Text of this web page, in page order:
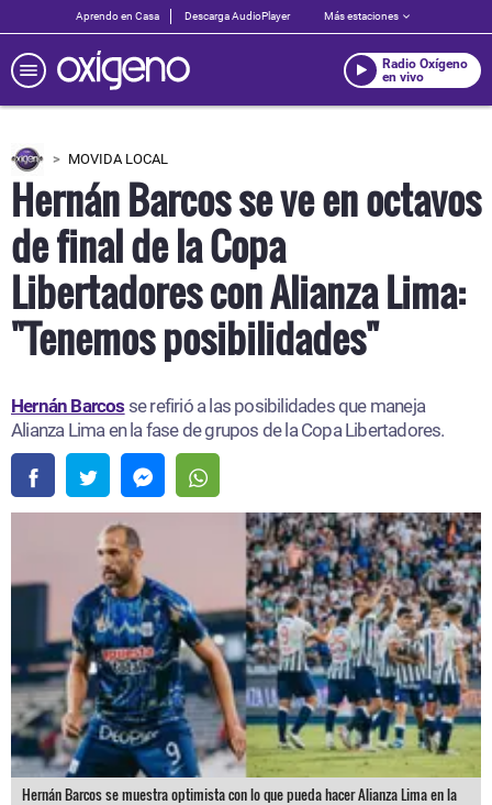
Aprendo en Casa Descarga AudioPlayer Más estaciones
Radio Oxígeno
en vivo
MOVIDA LOCAL
Hernán Barcos se ve en octavos
de final de la Copa
Libertadores con Alianza Lima:
"Tenemos posibilidades"
Hernán Barcos se refirió a las posibilidades que maneja
Alianza Lima en la fase de grupos de la Copa Libertadores.
Hernán Barcos se muestra optimista con lo que pueda hacer Alianza Lima en la